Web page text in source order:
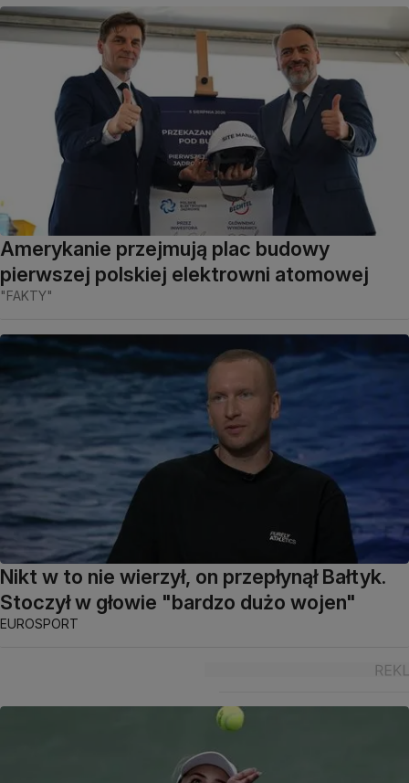
Amerykanie przejmują plac budowy
pierwszej polskiej elektrowni atomowej
"FAKTY"
Nikt w to nie wierzył, on przepłynął Bałtyk.
Stoczył w głowie "bardzo dużo wojen"
EUROSPORT